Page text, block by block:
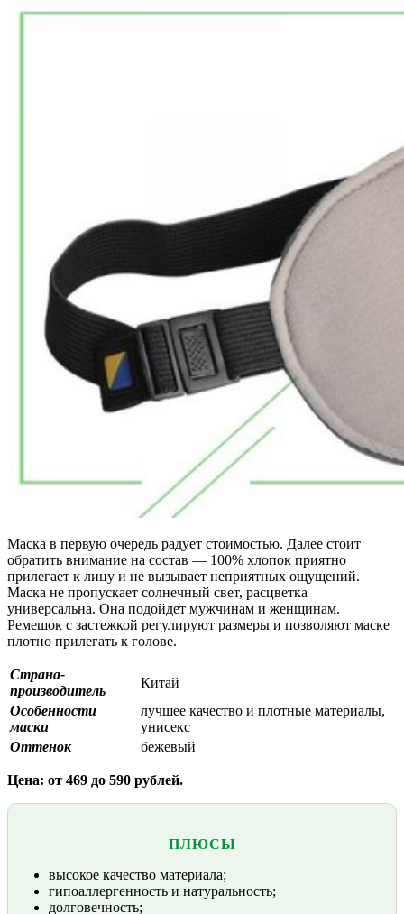
Маска в первую очередь радует стоимостью. Далее стоит
обратить внимание на состав — 100% хлопок приятно
прилегает к лицу и не вызывает неприятных ощущений.
Маска не пропускает солнечный свет, расцветка
универсальна. Она подойдет мужчинам и женщинам.
Ремешок с застежкой регулируют размеры и позволяют маске
плотно прилегать к голове.
Страна-
производитель
Китай
Особенности
маски
лучшее качество и плотные материалы,
унисекс
Оттенок
бежевый
Цена: от 469 до 590 рублей.
ПЛЮСЫ
высокое качество материала;
гипоаллергенность и натуральность;
долговечность;